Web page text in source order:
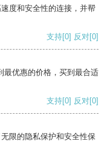
度和安全性的连接，并帮
支持[0] 反对[0]
最优惠的价格，买到最合适
支持[0] 反对[0]
限的隐私保护和安全性保